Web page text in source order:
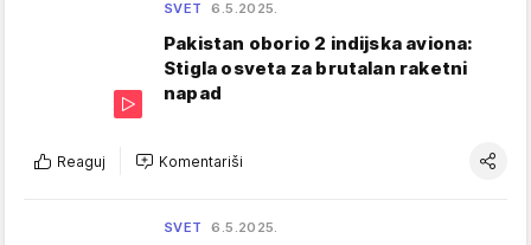
SVET 6.5.2025.
Pakistan oborio 2 indijska aviona:
Stigla osveta za brutalan raketni
napad
Reaguj Komentariši
SVET 6.5.2025.